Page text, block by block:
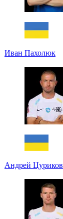
Иван Пахолюк
Андрей Цуриков